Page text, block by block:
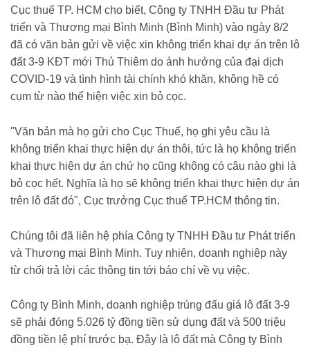
Cục thuế TP. HCM cho biết, Công ty TNHH Đầu tư Phát
triển và Thương mại Bình Minh (Bình Minh) vào ngày 8/2
đã có văn bản gửi về việc xin không triển khai dự án trên lô
đất 3-9 KĐT mới Thủ Thiêm do ảnh hưởng của đại dịch
COVID-19 và tình hình tài chính khó khăn, không hề có
cụm từ nào thể hiện việc xin bỏ cọc.
"Văn bản mà họ gửi cho Cục Thuế, họ ghi yêu cầu là
không triển khai thực hiện dự án thôi, tức là họ không triển
khai thực hiện dự án chứ họ cũng không có câu nào ghi là
bỏ cọc hết. Nghĩa là họ sẽ không triển khai thực hiện dự án
trên lô đất đó", Cục trưởng Cục thuế TP.HCM thông tin.
Chúng tôi đã liên hệ phía Công ty TNHH Đầu tư Phát triển
và Thương mại Bình Minh. Tuy nhiên, doanh nghiệp này
từ chối trả lời các thông tin tới báo chí về vụ việc.
Công ty Bình Minh, doanh nghiệp trúng đấu giá lô đất 3-9
sẽ phải đóng 5.026 tỷ đồng tiền sử dụng đất và 500 triệu
đồng tiền lệ phí trước bạ. Đây là lô đất mà Công ty Bình